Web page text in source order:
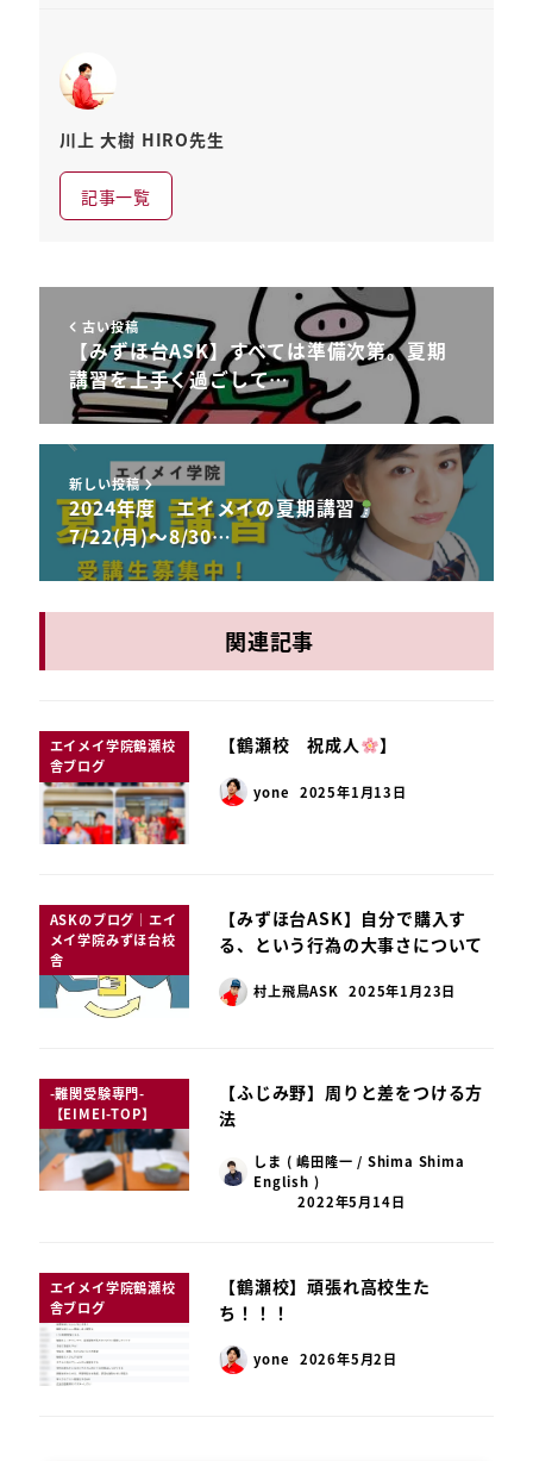
川上 大樹 HIRO先生
記事一覧
古い投稿
【みずほ台ASK】すべては準備次第。夏期
講習を上手く過ごして…
新しい投稿
2024年度 エイメイの夏期講習
7/22(月)～8/30…
関連記事
エイメイ学院鶴瀬校
舎ブログ
【鶴瀬校 祝成人 】
yone 2025年1月13日
ASKのブログ｜エイ
メイ学院みずほ台校
舎
【みずほ台ASK】自分で購入す
る、という行為の大事さについて
村上飛鳥ASK 2025年1月23日
-難関受験専門-
【EIMEI-TOP】
【ふじみ野】周りと差をつける方
法
しま ( 嶋田隆一 / Shima Shima
English )
2022年5月14日
エイメイ学院鶴瀬校
舎ブログ
【鶴瀬校】頑張れ高校生た
ち！！！
yone 2026年5月2日